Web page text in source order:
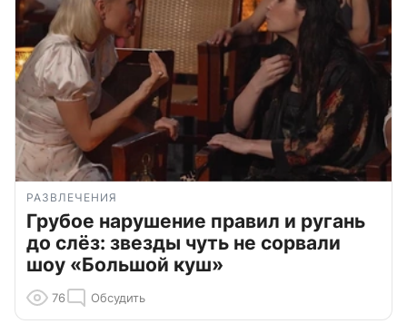
РАЗВЛЕЧЕНИЯ
Грубое нарушение правил и ругань
до слёз: звезды чуть не сорвали
шоу «Большой куш»
76 Обсудить